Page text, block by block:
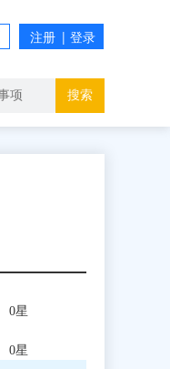
搜索
0星
0星